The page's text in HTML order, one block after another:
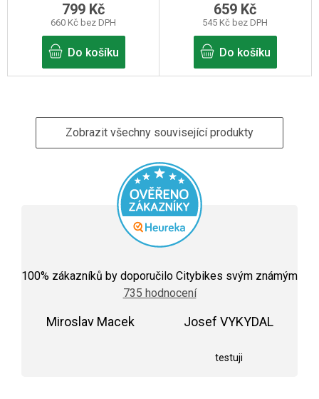
660 Kč bez DPH
799 Kč
Do košíku
545 Kč bez DPH
659 Kč
Do košíku
Zobrazit všechny související produkty
hodnocení
obchodu
je
100% zákazníků by doporučilo Citybikes svým známým
735 hodnocení
Miroslav Macek Josef VYKYDAL
testuji